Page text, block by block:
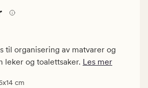
til organisering av matvarer og
leker og toalettsaker. Les mer
cm